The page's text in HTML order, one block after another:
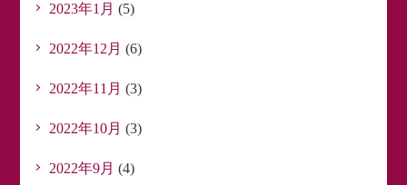
2023年1月 (5)
2022年12月 (6)
2022年11月 (3)
2022年10月 (3)
2022年9月 (4)